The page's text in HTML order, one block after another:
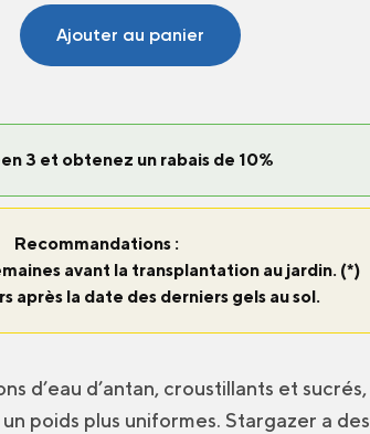
Ajouter au panier
3 et obtenez un rabais de 10%
Recommandations :
avant la transplantation au jardin. (*)
après la date des derniers gels au sol.
d’eau d’antan, croustillants et sucrés,
poids plus uniformes. Stargazer a des